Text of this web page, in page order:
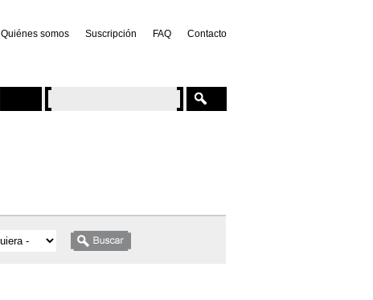
Quiénes somos Suscripción FAQ Contacto